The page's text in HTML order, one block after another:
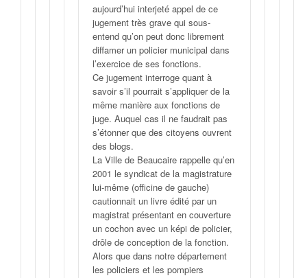
aujourd’hui interjeté appel de ce
jugement très grave qui sous-
entend qu’on peut donc librement
diffamer un policier municipal dans
l’exercice de ses fonctions.
Ce jugement interroge quant à
savoir s’il pourrait s’appliquer de la
même manière aux fonctions de
juge. Auquel cas il ne faudrait pas
s’étonner que des citoyens ouvrent
des blogs.
La Ville de Beaucaire rappelle qu’en
2001 le syndicat de la magistrature
lui-même (officine de gauche)
cautionnait un livre édité par un
magistrat présentant en couverture
un cochon avec un képi de policier,
drôle de conception de la fonction.
Alors que dans notre département
les policiers et les pompiers